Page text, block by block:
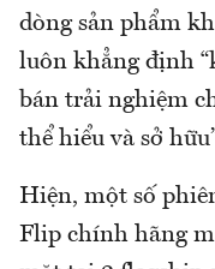
dòng sản phẩm
luôn khẳng định
bán trải nghiệm
thể hiểu và sở
Hiện, một số
Flip chính hãng